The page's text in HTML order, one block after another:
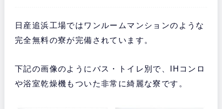
日産追浜工場ではワンルームマンションのような
完全無料の寮が完備されています。
下記の画像のようにバス・トイレ別で、IHコンロ
や浴室乾燥機もついた非常に綺麗な寮です。